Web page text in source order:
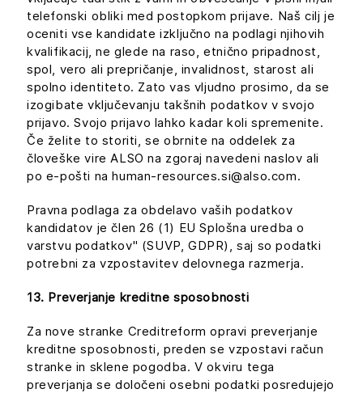
telefonski obliki med postopkom prijave. Naš cilj je
oceniti vse kandidate izključno na podlagi njihovih
kvalifikacij, ne glede na raso, etnično pripadnost,
spol, vero ali prepričanje, invalidnost, starost ali
spolno identiteto. Zato vas vljudno prosimo, da se
izogibate vključevanju takšnih podatkov v svojo
prijavo. Svojo prijavo lahko kadar koli spremenite.
Če želite to storiti, se obrnite na oddelek za
človeške vire ALSO na zgoraj navedeni naslov ali
po e-pošti na human-resources.si@also.com.
Pravna podlaga za obdelavo vaših podatkov
kandidatov je člen 26 (1) EU Splošna uredba o
varstvu podatkov" (SUVP, GDPR), saj so podatki
potrebni za vzpostavitev delovnega razmerja.
13. Preverjanje kreditne sposobnosti
Za nove stranke Creditreform opravi preverjanje
kreditne sposobnosti, preden se vzpostavi račun
stranke in sklene pogodba. V okviru tega
preverjanja se določeni osebni podatki posredujejo